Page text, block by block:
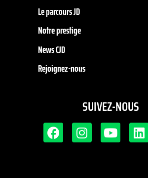
Le parcours JD
Notre prestige
News CJD
Rejoignez-nous
SUIVEZ-NOUS